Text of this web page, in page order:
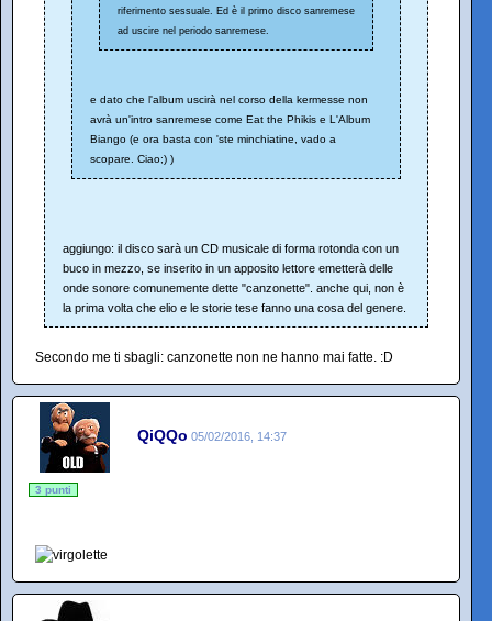
riferimento sessuale. Ed è il primo disco sanremese
ad uscire nel periodo sanremese.
e dato che l'album uscirà nel corso della kermesse non
avrà un'intro sanremese come Eat the Phikis e L'Album
Biango (e ora basta con 'ste minchiatine, vado a
scopare. Ciao;) )
aggiungo: il disco sarà un CD musicale di forma rotonda con un
buco in mezzo, se inserito in un apposito lettore emetterà delle
onde sonore comunemente dette "canzonette". anche qui, non è
la prima volta che elio e le storie tese fanno una cosa del genere.
Secondo me ti sbagli: canzonette non ne hanno mai fatte. :D
QiQQo 05/02/2016, 14:37
3 punti